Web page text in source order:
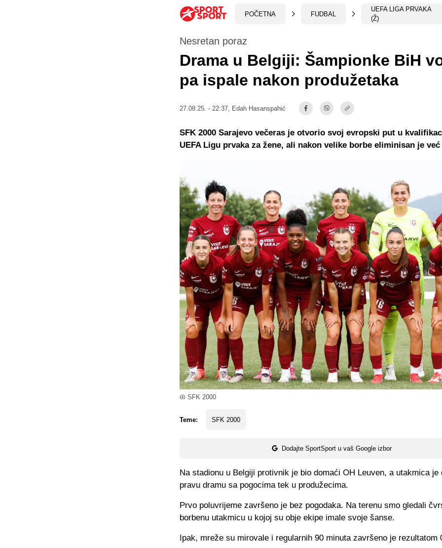
POČETNA FUDBAL
UEFA LIGA PRVAKA
(Ž)
SFK 2000
Nesretan poraz
Drama u Belgiji: Šampionke BiH
pa ispale nakon produžetaka
27.08.25. - 22:37, Edah Hasanspahić
Teme: SFK 2000
Dodajte SportSport u vaš Google izbor
SFK 2000 Sarajevo večeras je otvorio svoj evropski put u
UEFA Ligu prvaka za žene, ali nakon velike borbe eliminisan je
Na stadionu u Belgiji protivnik je bio domaći OH Leuven, a utakmica je
pravu dramu sa pogocima tek u produžecima.
Prvo poluvrijeme završeno je bez pogodaka. Na terenu smo gledali
borbenu utakmicu u kojoj su obje ekipe imale svoje šanse.
Ipak, mreže su mirovale i regularnih 90 minuta završeno je rezultatom